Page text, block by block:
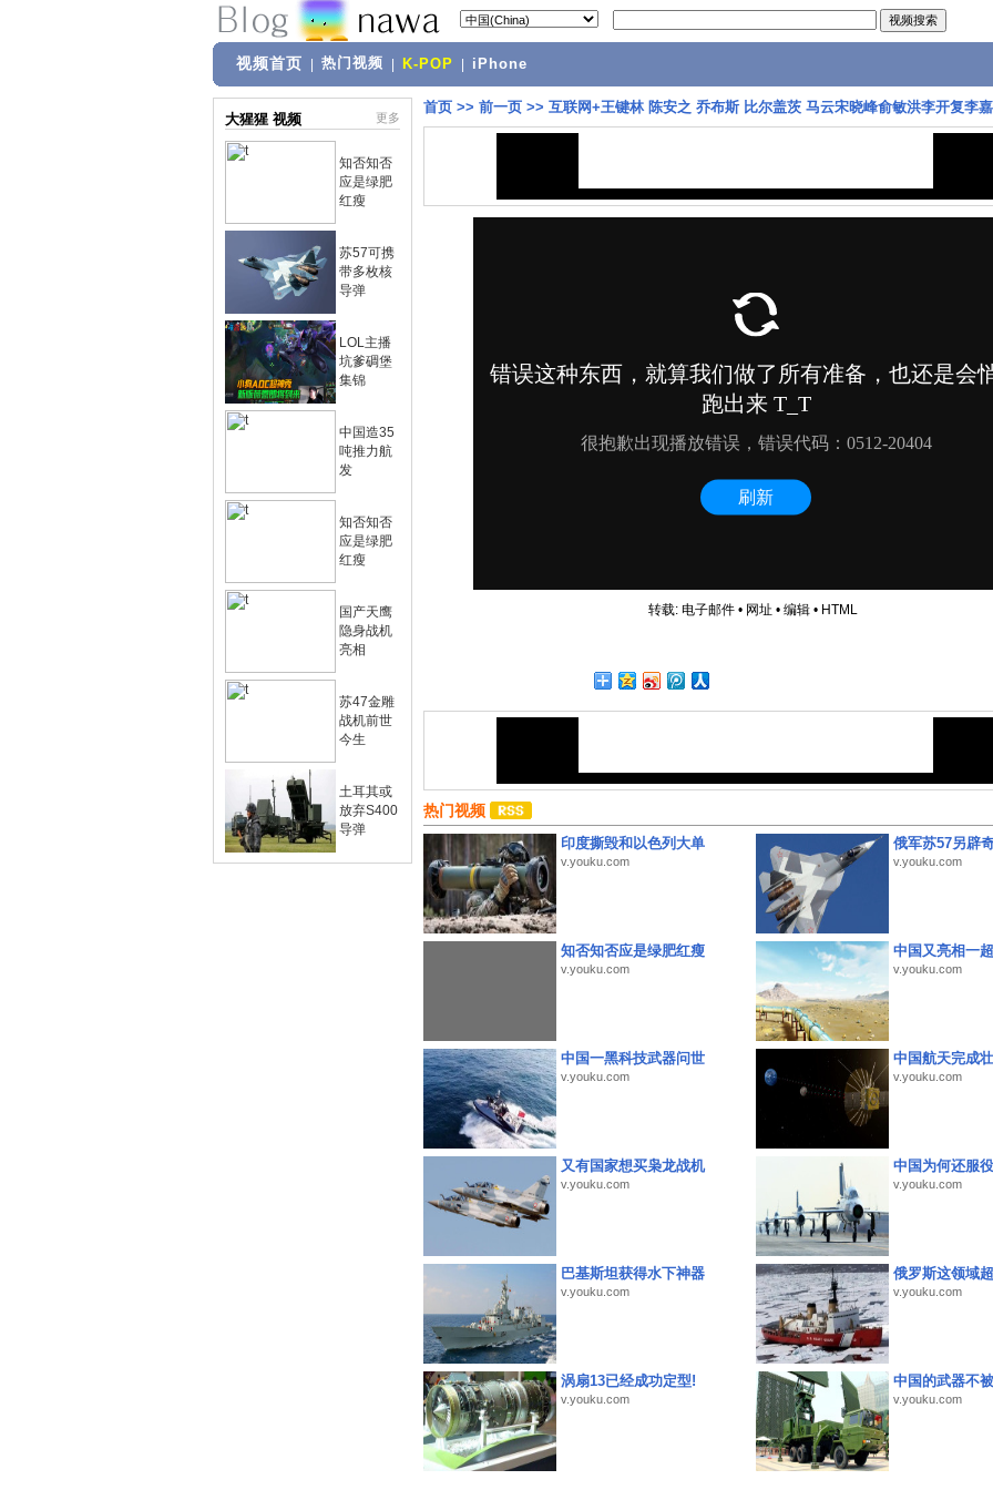
视频首页 热门视频 K-POP iPhone
大猩猩 视频 更多
知否知否
应是绿肥
红瘦
苏57可携
带多枚核
导弹
LOL主播
坑爹碉堡
集锦
中国造35
吨推力航
发
知否知否
应是绿肥
红瘦
国产天鹰
隐身战机
亮相
苏47金雕
战机前世
今生
土耳其或
放弃S400
导弹
首页 >> 前一页 >> 互联网+王键林 陈安之 乔布斯 比尔盖茨 马云宋晓峰俞敏洪李开复李
转载: 电子邮件• 网址 • 编辑• HTML
热门视频
印度撕毁和以色列大单
v.youku.com
俄军苏57另辟
v.youku.com
知否知否应是绿肥红瘦
v.youku.com
中国又亮相一
v.youku.com
中国一黑科技武器问世
v.youku.com
中国航天完成
v.youku.com
又有国家想买枭龙战机
v.youku.com
中国为何还服
v.youku.com
巴基斯坦获得水下神器
v.youku.com
俄罗斯这领域
v.youku.com
涡扇13已经成功定型!
v.youku.com
中国的武器不
v.youku.com